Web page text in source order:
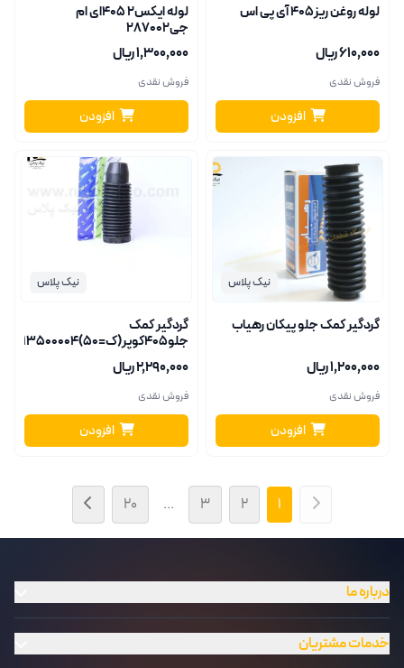
لوله روغن ریز405 آی پی اس
۶۱۰٬۰۰۰ ریال
فروش نقدی
افزودن
لوله ایکس2 405ای ام
جی287002
۱٬۳۰۰٬۰۰۰ ریال
فروش نقدی
افزودن
نیک پلاس
گردگیر کمک جلو پیکان رهیاب
۱٬۲۰۰٬۰۰۰ ریال
فروش نقدی
افزودن
نیک پلاس
گردگیر کمک
جلو405کوپر(ک=50)13500004
۲٬۲۹۰٬۰۰۰ ریال
فروش نقدی
افزودن
۱ ۲ ۳ ... ۲۰
درباره ما
خدمات مشتریان